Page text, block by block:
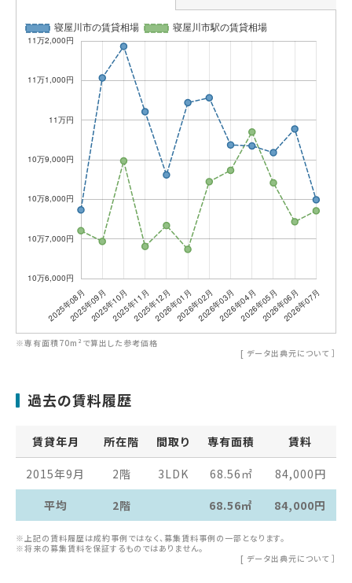
※専有面積70m²で算出した参考価格
[ データ出典元について ］
過去の賃料履歴
賃貸年月 所在階 間取り 専有面積 賃料
2015年9月 2階 3LDK 68.56 ㎡ 84,000円
平均
2階 68.56㎡ 84,000円
※上記の賃料履歴は成約事例ではなく、募集賃料事例の一部となります。
※将来の募集賃料を保証するものではありません。
[ データ出典元について ］